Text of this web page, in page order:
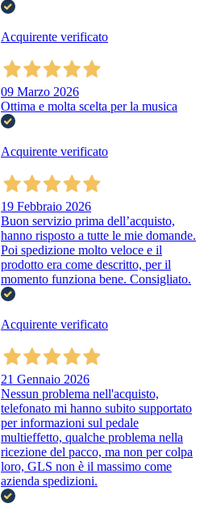
Acquirente verificato
09 Marzo 2026
Ottima e molta scelta per la musica
Acquirente verificato
19 Febbraio 2026
Buon servizio prima dell’acquisto,
hanno risposto a tutte le mie domande.
Poi spedizione molto veloce e il
prodotto era come descritto, per il
momento funziona bene. Consigliato.
Acquirente verificato
21 Gennaio 2026
Nessun problema nell'acquisto,
telefonato mi hanno subito supportato
per informazioni sul pedale
multieffetto, qualche problema nella
ricezione del pacco, ma non per colpa
loro, GLS non è il massimo come
azienda spedizioni.